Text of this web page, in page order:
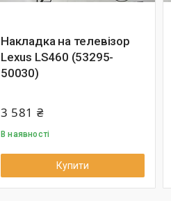
Накладка на телевізор
Lexus LS460 (53295-
50030)
3 581 ₴
В наявності
Купити